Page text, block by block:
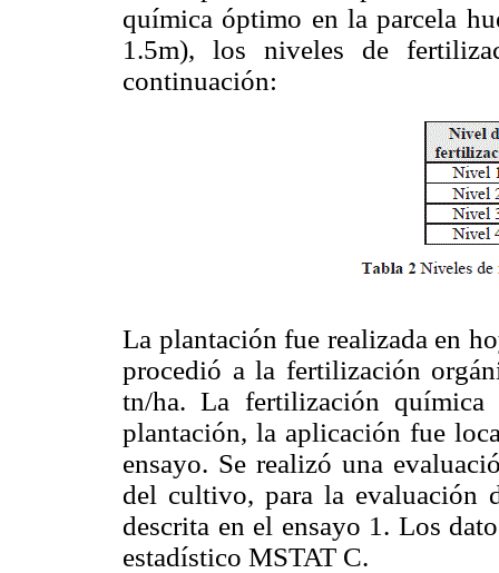
química óptimo en la parcela
1.5m), los niveles de
continuación:
La plantación fue realizada en
procedió a la fertilización
tn/ha. La fertilización química
plantación, la aplicación fue
ensayo. Se realizó una
del cultivo, para la evaluación
descrita en el ensayo 1. Los
estadístico MSTAT C.